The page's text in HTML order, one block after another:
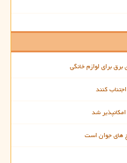
برای لوازم خانگی
کنند
شد